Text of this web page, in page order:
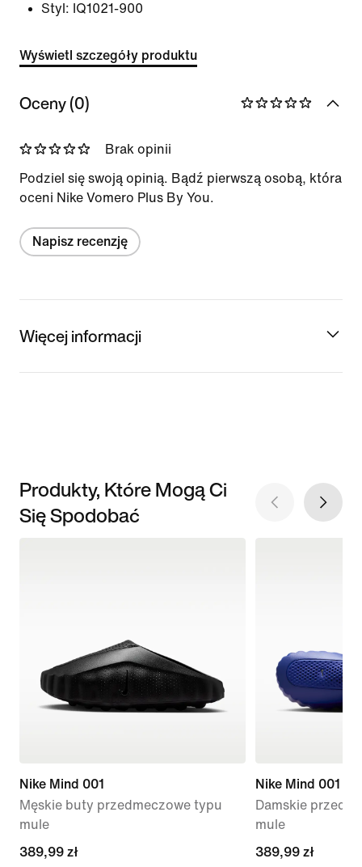
Styl: IQ1021-900
Wyświetl szczegóły produktu
Oceny (0)
Brak opinii
Podziel się swoją opinią. Bądź pierwszą osobą, która
oceni Nike Vomero Plus By You.
Napisz recenzję
Więcej informacji
Produkty, Które Mogą Ci
Się Spodobać
Nike Mind 001
Męskie buty przedmeczowe typu
mule
389,99 zł
389,99 zł
Nike Mind 001
Damskie
mule
389,99 zł
389,99 zł